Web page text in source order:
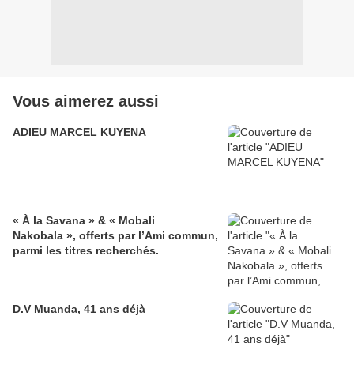
Vous aimerez aussi
ADIEU MARCEL KUYENA
« À la Savana » & « Mobali
Nakobala », offerts par l’Ami commun,
parmi les titres recherchés.
D.V Muanda, 41 ans déjà